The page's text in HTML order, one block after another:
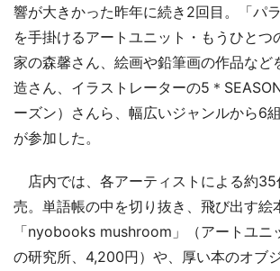
響が大きかった昨年に続き2回目。「パ
を手掛けるアートユニット・もうひとつ
家の森馨さん、絵画や鉛筆画の作品など
造さん、イラストレーターの5＊
ーズン）さんら、幅広いジャンルから6
が参加した。
店内では、各アーティストによる約35
売。単語帳の中を切り抜き、飛び出す絵
「nyobooks mushroom」（アートユニ
の研究所、4,200円）や、厚い本のオブ